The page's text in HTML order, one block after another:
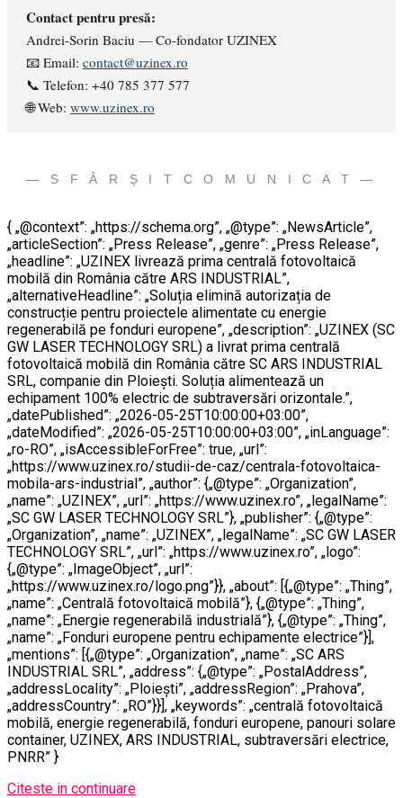
Contact pentru presă:
Andrei-Sorin Baciu — Co-fondator UZINEX
📧 Email: contact@uzinex.ro
📞 Telefon: +40 785 377 577
🌐 Web: www.uzinex.ro
— S F Â R Ș I T C O M U N I C A T —
{ „@context”: „https://schema.org”, „@type”: „NewsArticle”,
„articleSection”: „Press Release”, „genre”: „Press Release”,
„headline”: „UZINEX livrează prima centrală fotovoltaică
mobilă din România către ARS INDUSTRIAL”,
„alternativeHeadline”: „Soluția elimină autorizația de
construcție pentru proiectele alimentate cu energie
regenerabilă pe fonduri europene”, „description”: „UZINEX (SC
GW LASER TECHNOLOGY SRL) a livrat prima centrală
fotovoltaică mobilă din România către SC ARS INDUSTRIAL
SRL, companie din Ploiești. Soluția alimentează un
echipament 100% electric de subtraversări orizontale.”,
„datePublished”: „2026-05-25T10:00:00+03:00”,
„dateModified”: „2026-05-25T10:00:00+03:00”, „inLanguage”:
„ro-RO”, „isAccessibleForFree”: true, „url”:
„https://www.uzinex.ro/studii-de-caz/centrala-fotovoltaica-
mobila-ars-industrial”, „author”: {„@type”: „Organization”,
„name”: „UZINEX”, „url”: „https://www.uzinex.ro”, „legalName”:
„SC GW LASER TECHNOLOGY SRL”}, „publisher”: {„@type”:
„Organization”, „name”: „UZINEX”, „legalName”: „SC GW LASER
TECHNOLOGY SRL”, „url”: „https://www.uzinex.ro”, „logo”:
{„@type”: „ImageObject”, „url”:
„https://www.uzinex.ro/logo.png”}}, „about”: [{„@type”: „Thing”,
„name”: „Centrală fotovoltaică mobilă”}, {„@type”: „Thing”,
„name”: „Energie regenerabilă industrială”}, {„@type”: „Thing”,
„name”: „Fonduri europene pentru echipamente electrice”}],
„mentions”: [{„@type”: „Organization”, „name”: „SC ARS
INDUSTRIAL SRL”, „address”: {„@type”: „PostalAddress”,
„addressLocality”: „Ploiești”, „addressRegion”: „Prahova”,
„addressCountry”: „RO”}}], „keywords”: „centrală fotovoltaică
mobilă, energie regenerabilă, fonduri europene, panouri solare
container, UZINEX, ARS INDUSTRIAL, subtraversări electrice,
PNRR” }
Citeste in continuare